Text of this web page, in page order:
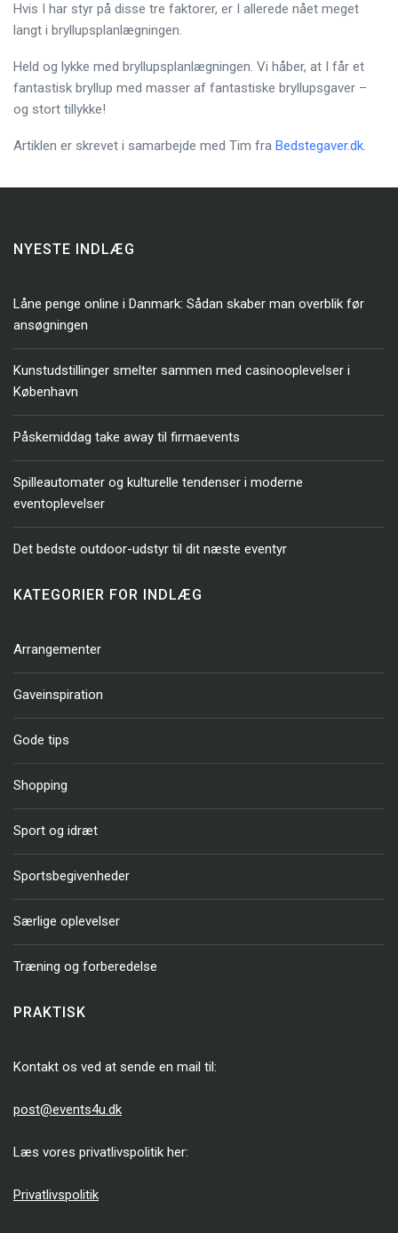
Hvis I har styr på disse tre faktorer, er I allerede nået meget
langt i bryllupsplanlægningen.
Held og lykke med bryllupsplanlægningen. Vi håber, at I får et
fantastisk bryllup med masser af fantastiske bryllupsgaver –
og stort tillykke!
Artiklen er skrevet i samarbejde med Tim fra Bedstegaver.dk.
NYESTE INDLÆG
Låne penge online i Danmark: Sådan skaber man overblik før
ansøgningen
Kunstudstillinger smelter sammen med casinooplevelser i
København
Påskemiddag take away til firmaevents
Spilleautomater og kulturelle tendenser i moderne
eventoplevelser
Det bedste outdoor-udstyr til dit næste eventyr
KATEGORIER FOR INDLÆG
Arrangementer
Gaveinspiration
Gode tips
Shopping
Sport og idræt
Sportsbegivenheder
Særlige oplevelser
Træning og forberedelse
PRAKTISK
Kontakt os ved at sende en mail til:
post@events4u.dk
Læs vores privatlivspolitik her:
Privatlivspolitik